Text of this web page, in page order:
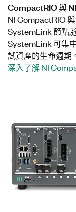
CompactRIO 與
NI CompactRIO
SystemLink 節點,
SystemLink 可集
試資產的生命週期
深入了解 NI